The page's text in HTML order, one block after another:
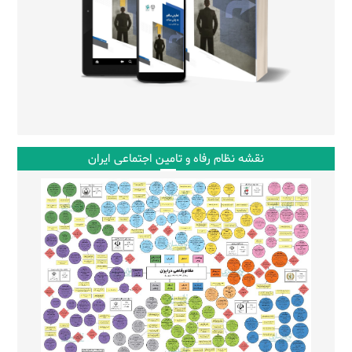
نقشه نظام رفاه و تامین اجتماعی ایران